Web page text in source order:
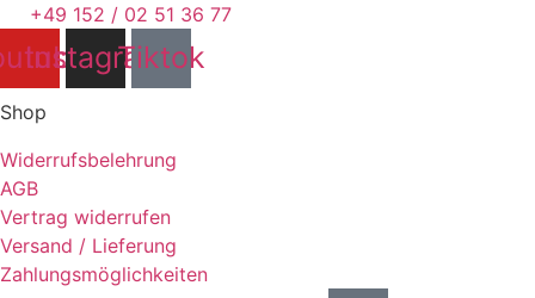
+49 152 / 02 51 36 77
Instagram
Tiktok
Shop
Widerrufsbelehrung
AGB
Vertrag widerrufen
Versand / Lieferung
Zahlungsmöglichkeiten